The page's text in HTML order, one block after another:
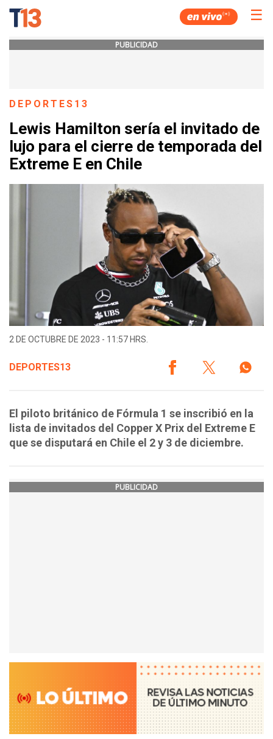
☰
PUBLICIDAD
DEPORTES13
Lewis Hamilton sería el invitado de
lujo para el cierre de temporada del
Extreme E en Chile
2 DE OCTUBRE DE 2023 - 11:57 HRS.
DEPORTES13
El piloto británico de Fórmula 1 se inscribió en la
lista de invitados del Copper X Prix del Extreme E
que se disputará en Chile el 2 y 3 de diciembre.
PUBLICIDAD